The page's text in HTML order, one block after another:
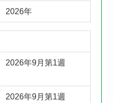
2026年
2026年9月第1週
2026年9月第1週